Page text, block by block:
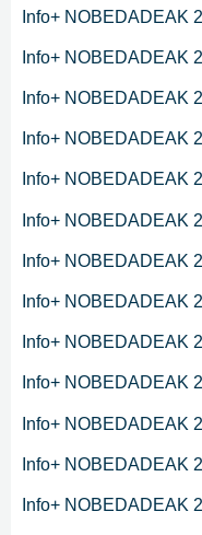
Info+ NOBEDADEAK
Info+ NOBEDADEAK
Info+ NOBEDADEAK
Info+ NOBEDADEAK
Info+ NOBEDADEAK
Info+ NOBEDADEAK
Info+ NOBEDADEAK
Info+ NOBEDADEAK
Info+ NOBEDADEAK
Info+ NOBEDADEAK
Info+ NOBEDADEAK
Info+ NOBEDADEAK
Info+ NOBEDADEAK